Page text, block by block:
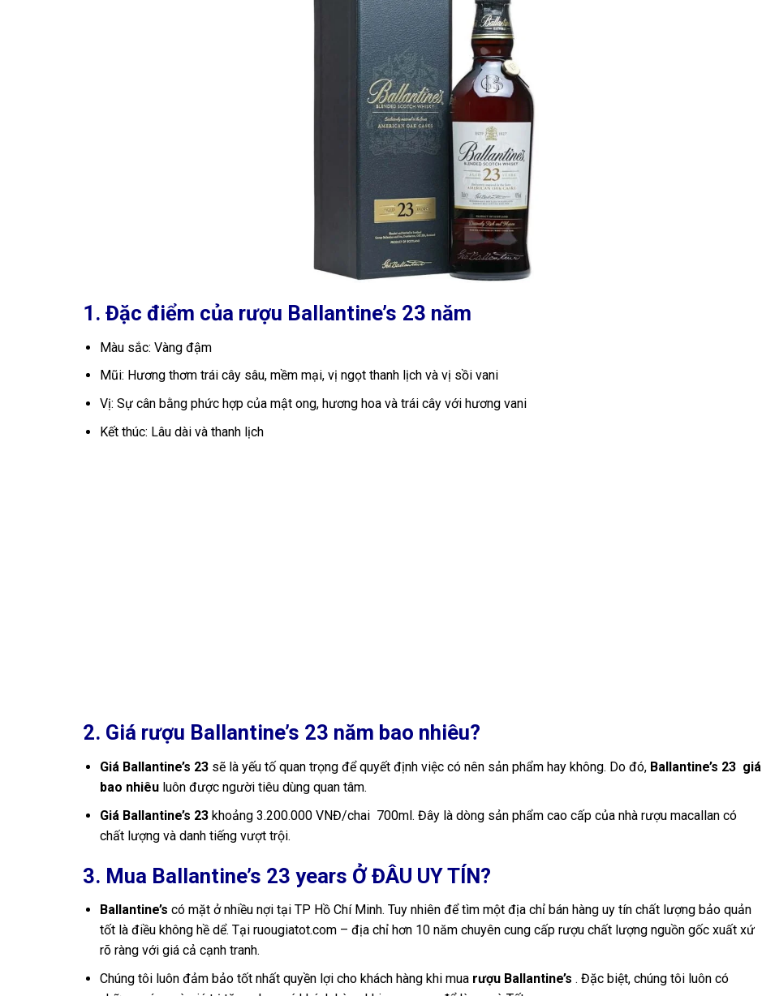
1. Đặc điểm của rượu Ballantine’s 23 năm
Màu sắc: Vàng đậm
Mũi: Hương thơm trái cây sâu, mềm mại, vị ngọt thanh lịch và vị sồi vani
Vị: Sự cân bằng phức hợp của mật ong, hương hoa và trái cây với hương vani
Kết thúc: Lâu dài và thanh lịch
2. Giá rượu Ballantine’s 23 năm bao nhiêu?
Giá Ballantine’s 23 sẽ là yếu tố quan trọng để quyết định việc có nên sản phẩm hay không. Do đó, Ballantine’s 23 giá
bao nhiêuluôn được người tiêu dùng quan tâm.
Giá Ballantine’s 23 khoảng 3.200.000 VNĐ/chai 700ml. Đây là dòng sản phẩm cao cấp của nhà rượu macallan có
chất lượng và danh tiếng vượt trội.
3. Mua Ballantine’s 23 years Ở ĐÂU UY TÍN?
Ballantine’s có mặt ở nhiều nợi tại TP Hồ Chí Minh. Tuy nhiên để tìm một địa chỉ bán hàng uy tín chất lượng bảo quản
tốt là điều không hề dể. Tại ruougiatot.com – địa chỉ hơn 10 năm chuyên cung cấp rượu chất lượng nguồn gốc xuất xứ
rõ ràng với giá cả cạnh tranh.
Chúng tôi luôn đảm bảo tốt nhất quyền lợi cho khách hàng khi mua rượu Ballantine’s . Đặc biệt, chúng tôi luôn có